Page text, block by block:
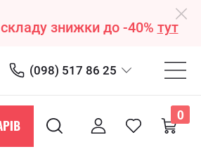
знижки до -40% тут
(098) 517 86 25
0